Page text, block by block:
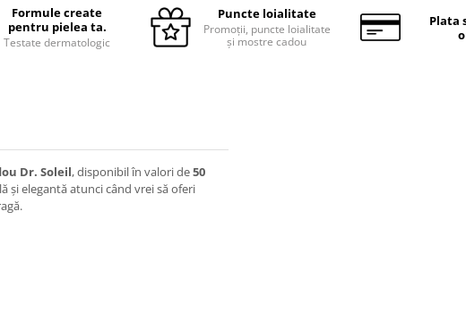
Formule create
pentru pielea ta.
Testate dermatologic
Puncte loialitate
Promoții, puncte loialitate
și mostre cadou
Plata
Dr. Soleil, disponibil în valori de50
și elegantă atunci când vrei să oferi